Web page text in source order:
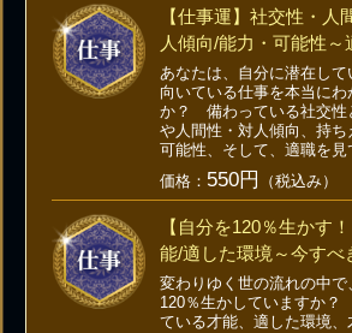
【仕事運】社交性・人
人傾向/能力・可能性～
あなたは、自分に潜在して
向いている仕事を本当にわ
か？ 備わっている社交性
や人間性・対人傾向、持ち
可能性、そして、適職を見
価格： 550円 （税込み）
【自分を120％生かす
能/適した環境～今すべ
変わりゆく世の流れの中で
120％生かしていますか
ている才能、適した環境、